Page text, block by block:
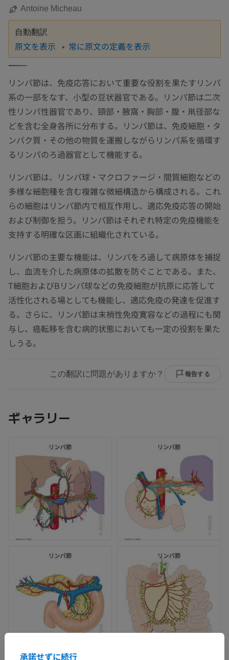
Antoine Micheau
自動翻訳
原文を表示 常に原文の定義を表示
リンパ節は、免疫応答において重要な役割を果たすリンパ
系の一部をなす、小型の豆状器官である。リンパ節は二次
性リンパ性器官であり、頸部・腋窩・胸部・腹・鼡径部な
どを含む全身各所に分布する。リンパ節は、免疫細胞・タ
ンパク質・その他の物質を運搬しながらリンパ系を循環す
るリンパのろ過器官として機能する。
リンパ節は、リンパ球・マクロファージ・間質細胞などの
多様な細胞種を含む複雑な微細構造から構成される。これ
らの細胞はリンパ節内で相互作用し、適応免疫応答の開始
および制御を担う。リンパ節はそれぞれ特定の免疫機能を
支持する明確な区画に組織化されている。
リンパ節の主要な機能は、リンパをろ過して病原体を捕捉
し、血流を介した病原体の拡散を防ぐことである。また、
T細胞およびBリンパ球などの免疫細胞が抗原に応答して
活性化される場としても機能し、適応免疫の発達を促進す
る。さらに、リンパ節は末梢性免疫寛容などの過程にも関
与し、癌転移を含む病的状態においても一定の役割を果た
しうる。
この翻訳に問題がありますか？ 報告する
ギャラリー
承諾せずに続行